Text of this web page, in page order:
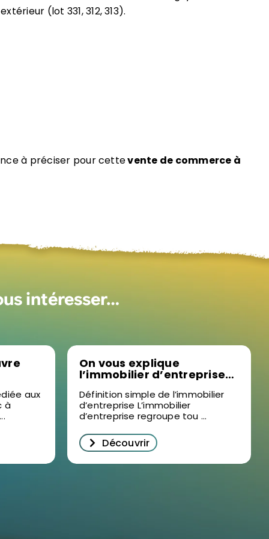
(lot 331, 312, 313).
à préciser pour cettevente de commerce à
intéresser…
aux
à
On vous explique
l’immobilier d’entreprise
Définition simple de l’immobilier
d’entreprise L’immobilier
d’entreprise regroupe tou ...
Découvrir